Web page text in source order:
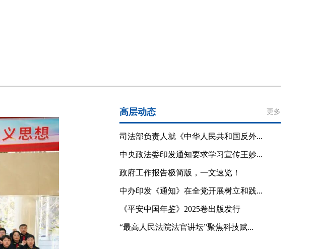
高层动态 更多
司法部负责人就《中华人民共和国反外...
中央政法委印发通知要求学习宣传王妙...
政府工作报告极简版，一文速览！
中办印发《通知》在全党开展树立和践...
《平安中国年鉴》2025卷出版发行
“最高人民法院法官讲坛”聚焦科技赋...